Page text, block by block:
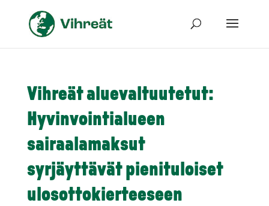
Vihreät aluevaltuutetut:
Hyvinvointialueen
sairaalamaksut
syrjäyttävät pienituloiset
ulosottokierteeseen